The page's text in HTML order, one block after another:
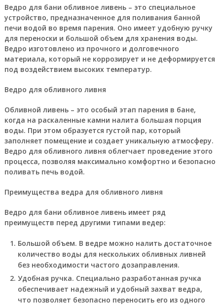
Ведро для бани обливное ливень – это специальное
устройство, предназначенное для поливания банной
печи водой во время парения. Оно имеет удобную ручку
для переноски и большой объем для хранения воды.
Ведро изготовлено из прочного и долговечного
материала, который не коррозирует и не деформируется
под воздействием высоких температур.
Ведро для обливного ливня
Обливной ливень – это особый этап парения в бане,
когда на раскаленные камни налита большая порция
воды. При этом образуется густой пар, который
заполняет помещение и создает уникальную атмосферу.
Ведро для обливного ливня облегчает проведение этого
процесса, позволяя максимально комфортно и безопасно
поливать печь водой.
Преимущества ведра для обливного ливня
Ведро для бани обливное ливень имеет ряд
преимуществ перед другими типами ведер:
Большой объем. В ведре можно налить достаточное
количество воды для нескольких обливных ливней
без необходимости частого дозаправления.
Удобная ручка. Специально разработанная ручка
обеспечивает надежный и удобный захват ведра,
что позволяет безопасно переносить его из одного